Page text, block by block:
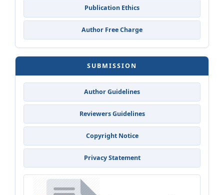
Publication Ethics
Author Free Charge
SUBMISSION
Author Guidelines
Reviewers Guidelines
Copyright Notice
Privacy Statement